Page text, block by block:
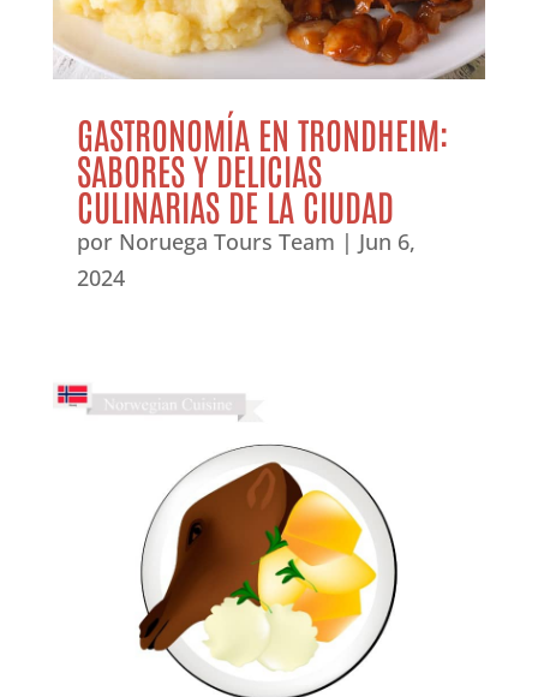
GASTRONOMÍA EN TRONDHEIM:
SABORES Y DELICIAS
CULINARIAS DE LA CIUDAD
por Noruega Tours Team | Jun 6,
2024